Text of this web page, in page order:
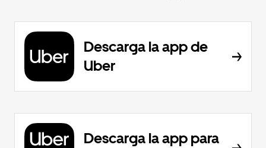
Descarga la app de
Uber
Descarga la app para